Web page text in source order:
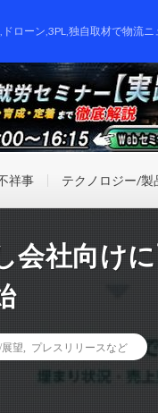
ローン,3PL,独自取材で物流
祥事 テクノロジー/製
会社向け
望 プレスリリースなど